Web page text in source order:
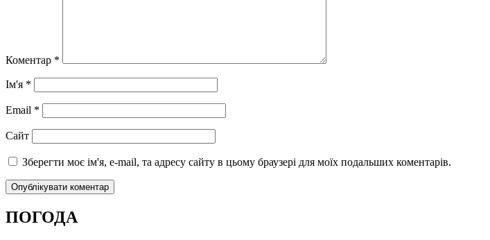
Коментар *
Ім'я *
Email *
Сайт
Зберегти моє ім'я, e-mail, та адресу сайту в цьому браузері для моїх подальших коментарів.
ПОГОДА